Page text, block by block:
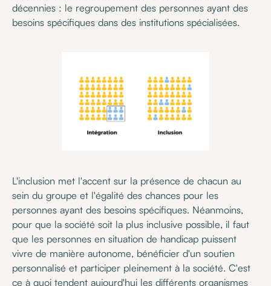
décennies : le regroupement des personnes ayant des
besoins spécifiques dans des institutions spécialisées.
L'inclusion met l'accent sur la présence de chacun au
sein du groupe et l'égalité des chances pour les
personnes ayant des besoins spécifiques. Néanmoins,
pour que la société soit la plus inclusive possible, il faut
que les personnes en situation de handicap puissent
vivre de manière autonome, bénéficier d'un soutien
personnalisé et participer pleinement à la société. C'est
ce à quoi tendent aujourd'hui les différents organismes